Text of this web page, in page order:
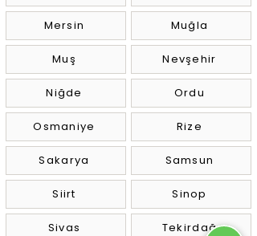
Mersin
Muş
Niğde
Osmaniye
Sakarya
Siirt
Sivas
Muğla
Nevşehir
Ordu
Rize
Samsun
Sinop
Tekirdağ